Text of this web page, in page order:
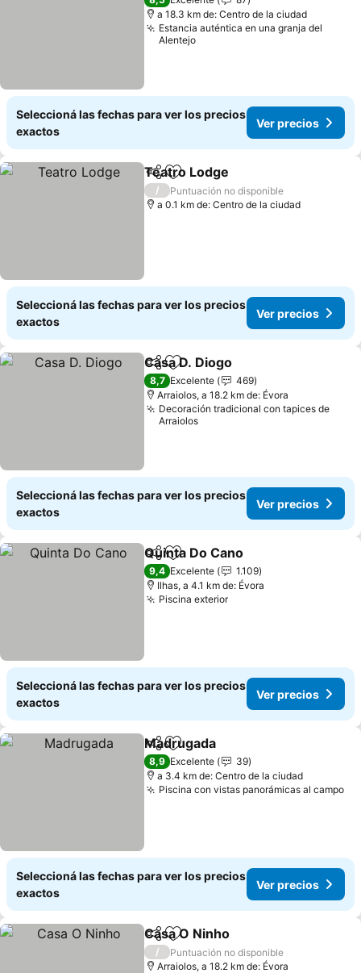
a 18.3 km de: Centro de la ciudad
Estancia auténtica en una granja del
Alentejo
Seleccioná las fechas para ver los precios
exactos
Ver precios
Compartir
Añadir a favoritos
Teatro Lodge
/
Puntuación no disponible
a 0.1 km de: Centro de la ciudad
Seleccioná las fechas para ver los precios
exactos
Ver precios
CompartirAñadir a favoritos
Casa D. Diogo
8,7 Excelente
469
Arraiolos, a 18.2 km de: Évora
Decoración tradicional con tapices de
Arraiolos
Seleccioná las fechas para ver los precios
exactos
Ver precios
CompartirAñadir a favoritos
Quinta Do Cano
9,4 Excelente
1.109
Ilhas, a 4.1 km de: Évora
Piscina exteriorVer precios
Seleccioná las fechas para ver los precios
exactos
Ver precios
CompartirAñadir a favoritos
Madrugada
8,9 Excelente
39
a 3.4 km de: Centro de la ciudad
Piscina con vistas panorámicas al campo
Seleccioná las fechas para ver los precios
exactos
Ver precios
CompartirAñadir a favoritos
Casa O Ninho
/
Puntuación no disponible
Arraiolos, a 18.2 km de: Évora